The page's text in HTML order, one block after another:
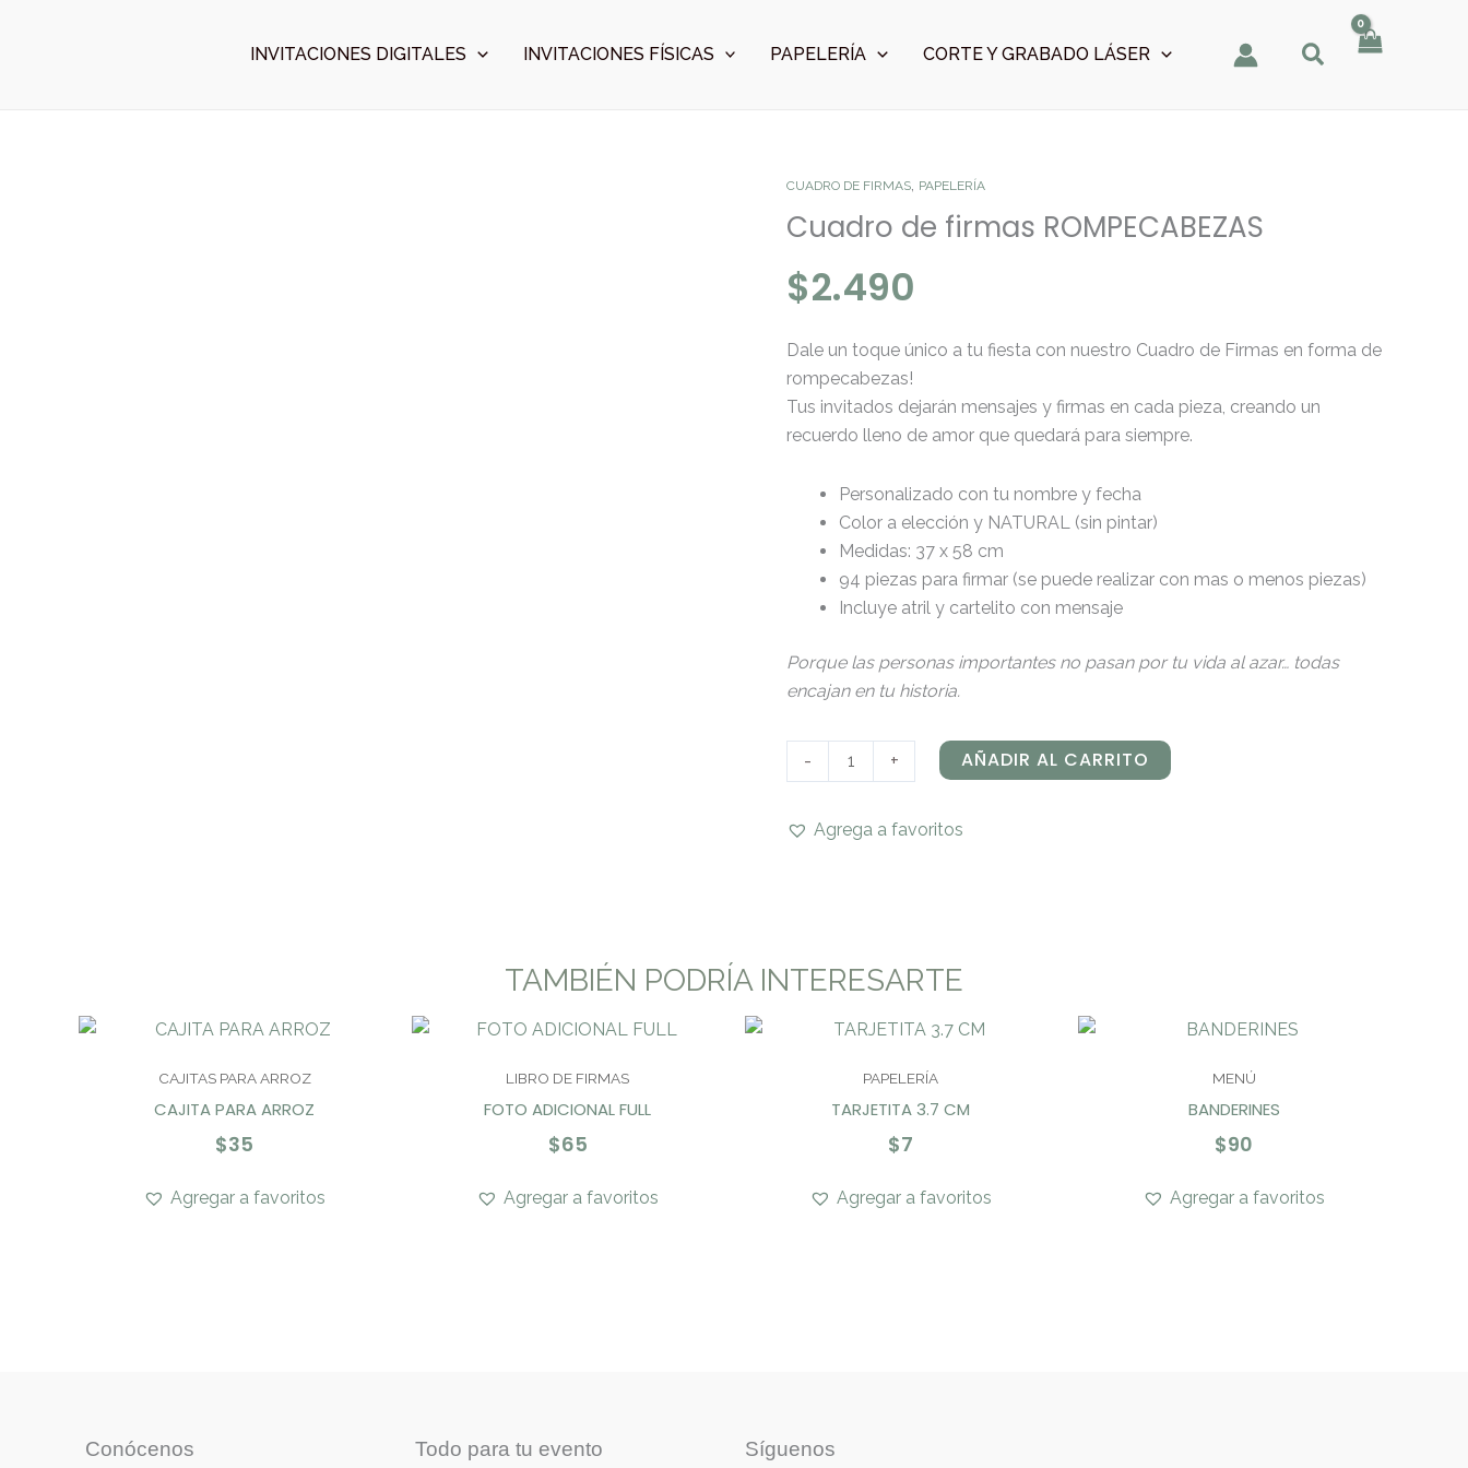
INVITACIONES DIGITALES INVITACIONES FÍSICAS PAPELERÍA CORTE Y GRABADO LÁSER
CUADRO DE FIRMAS, PAPELERÍA
Cuadro de firmas ROMPECABEZAS
$2.490
Dale un toque único a tu fiesta con nuestro Cuadro de Firmas en forma de
rompecabezas!
Tus invitados dejarán mensajes y firmas en cada pieza, creando un
recuerdo lleno de amor que quedará para siempre.
Personalizado con tu nombre y fecha
Color a elección y NATURAL (sin pintar)
Medidas: 37 x 58 cm
94 piezas para firmar (se puede realizar con mas o menos piezas)
Incluye atril y cartelito con mensaje
Porque las personas importantes no pasan por tu vida al azar… todas
encajan en tu historia.
-
Cuadro
de
ROMPECABEZAS
cantidad
+ AÑADIR AL CARRITO
Agrega a favoritos
TAMBIÉN PODRÍA INTERESARTE
CAJITAS PARA ARROZ
CAJITA PARA ARROZ
$35
Agregar a favoritos
LIBRO DE FIRMAS
FOTO ADICIONAL FULL
$65
Agregar a favoritos
PAPELERÍA
TARJETITA 3.7 CM
$7
Agregar a favoritos
MENÚ
BANDERINES
$90
Agregar a favoritos
Conócenos Todo para tu evento Síguenos